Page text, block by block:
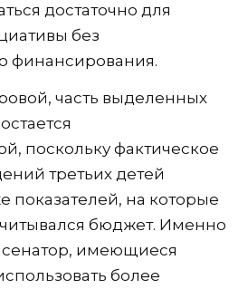
достаточно для
без
финансирования.
часть выделенных
поскольку фактическое
третьих детей
показателей, на которые
бюджет. Именно
сенатор, имеющиеся
более